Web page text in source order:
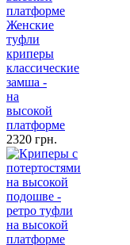
Женские
туфли
криперы
классические
замша -
на
высокой
платформе
2320 грн.